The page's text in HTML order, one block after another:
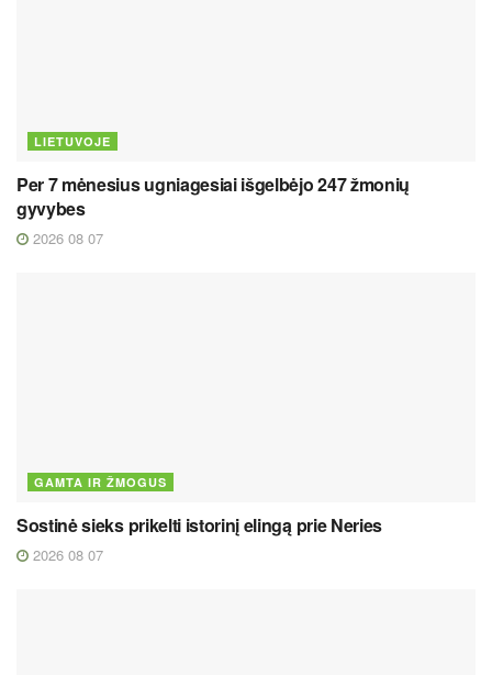
LIETUVOJE
Per 7 mėnesius ugniagesiai išgelbėjo 247 žmonių
gyvybes
2026 08 07
GAMTA IR ŽMOGUS
Sostinė sieks prikelti istorinį elingą prie Neries
2026 08 07